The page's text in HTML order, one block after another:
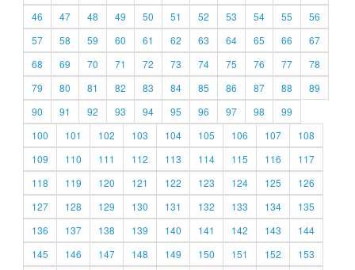
46
47 48 49 50 51 52 53 54 55
56
57
58 59 60 61 62 63 64 65 66
67
68
69 70 71 72 73 74 75 76 77
78
79
80 81 82 83 84 85 86 87 88
89
90
91 92 93 94 95 96 97 98
99
100
101 102 103 104 105 106 107
108
109
110 111 112 113 114 115 116
117
118
119 120 121 122 123 124 125
126
127
128 129 130 131 132 133 134
135
136
137 138 139 140 141 142 143
144
145
146 147 148 149 150 151 152
153